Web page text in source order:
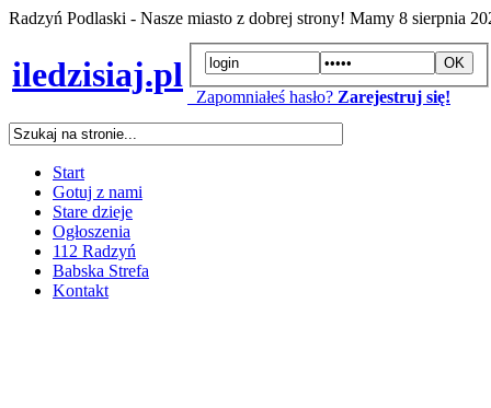
Radzyń Podlaski - Nasze miasto z dobrej strony! Mamy 8 sierpnia
iledzisiaj.pl
Zapomniałeś hasło? Zarejestruj się!
Start
Gotuj z nami
Stare dzieje
Ogłoszenia
112 Radzyń
Babska Strefa
Kontakt